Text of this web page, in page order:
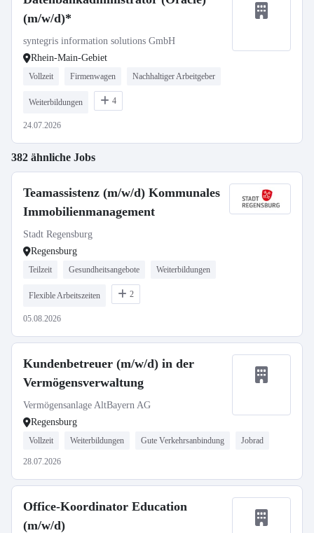
(m/w/d)*
syntegris information solutions GmbH
Rhein-Main-Gebiet
Vollzeit Firmenwagen Nachhaltiger Arbeitgeber
Weiterbildungen 4
24.07.2026
382 ähnliche Jobs
Teamassistenz (m/w/d) Kommunales
Immobilienmanagement
Stadt Regensburg
Regensburg
Teilzeit Gesundheitsangebote Weiterbildungen
Flexible Arbeitszeiten 2
05.08.2026
Kundenbetreuer (m/w/d) in der
Vermögensverwaltung
Vermögensanlage AltBayern AG
Regensburg
Vollzeit Weiterbildungen Gute Verkehrsanbindung Jobrad
28.07.2026
Office-Koordinator Education
(m/w/d)